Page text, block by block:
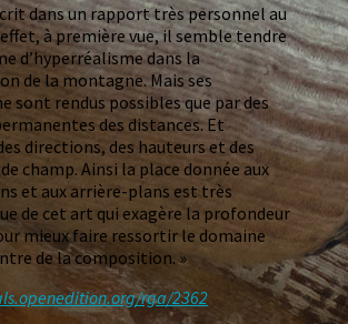
dans un rapport très personnel au
à première vue, il semble tendre
d’hyperréalisme dans la
de la montagne. Mais ses
sont rendus possibles que par des
des distances. Et
directions, des hauteurs et des
champ. Ainsi la place donnée aux
et aux arrière-plans est très
de cet art qui exagère la profondeur
mieux faire ressortir le domaine
de la composition. »
rga/2362